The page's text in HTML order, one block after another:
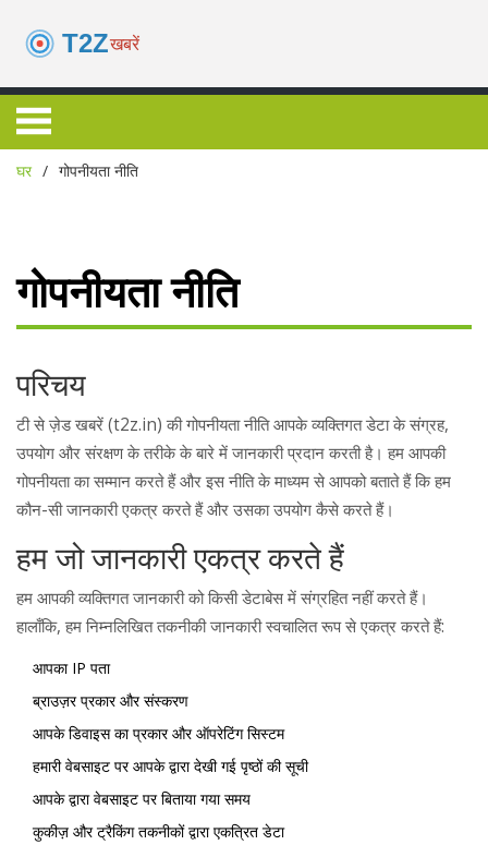
घर गोपनीयता नीति
गोपनीयता नीति
परिचय
टी से ज़ेड खबरें (t2z.in) की गोपनीयता नीति आपके व्यक्तिगत डेटा के संग्रह,
उपयोग और संरक्षण के तरीके के बारे में जानकारी प्रदान करती है। हम आपकी
गोपनीयता का सम्मान करते हैं और इस नीति के माध्यम से आपको बताते हैं कि हम
कौन-सी जानकारी एकत्र करते हैं और उसका उपयोग कैसे करते हैं।
हम जो जानकारी एकत्र करते हैं
हम आपकी व्यक्तिगत जानकारी को किसी डेटाबेस में संग्रहित नहीं करते हैं।
हालाँकि, हम निम्नलिखित तकनीकी जानकारी स्वचालित रूप से एकत्र करते हैं:
आपका IP पता
ब्राउज़र प्रकार और संस्करण
आपके डिवाइस का प्रकार और ऑपरेटिंग सिस्टम
हमारी वेबसाइट पर आपके द्वारा देखी गई पृष्ठों की सूची
आपके द्वारा वेबसाइट पर बिताया गया समय
कुकीज़ और ट्रैकिंग तकनीकों द्वारा एकत्रित डेटा